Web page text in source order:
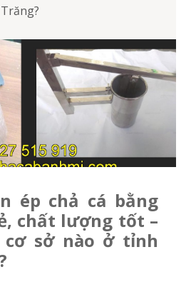
chất lượng tốt –
cơ sở nào ở tỉnh